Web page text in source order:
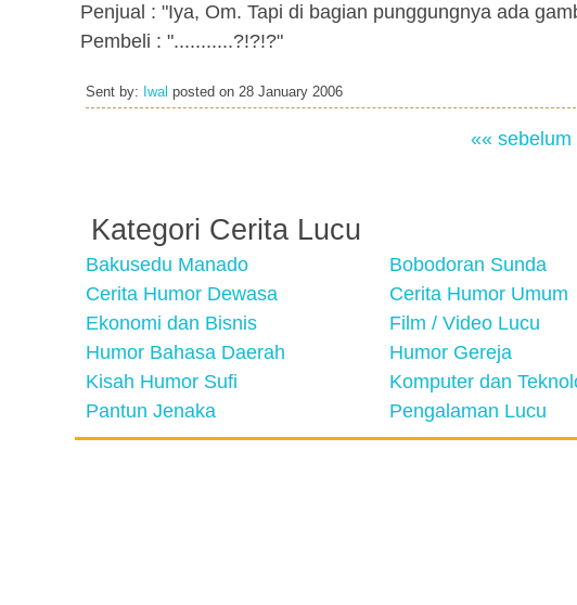
Penjual : "Iya, Om. Tapi di bagian punggungnya ada
Pembeli : "...........?!?!?"
Sent by: Iwal posted on 28 January 2006
«« sebelum
Kategori Cerita Lucu
Bakusedu Manado Bobodoran Sunda
Cerita Humor Dewasa
Cerita Humor Umum
Ekonomi dan Bisnis
Film / Video Lucu
Humor Bahasa Daerah
Humor Gereja
Kisah Humor Sufi
Komputer dan
Pantun Jenaka
Pengalaman Lucu